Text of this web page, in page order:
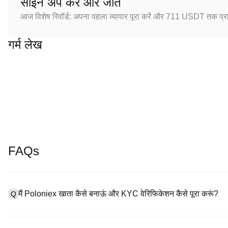
आज विशेष रिवॉर्ड: अपना पहला व्यापार पूरा करें और 711 USDT तक
गर्म लेख
FAQs
Q मैं Poloniex खाता कैसे बनाऊं और KYC वेरिफिकेशन कैसे पूरा करूं?